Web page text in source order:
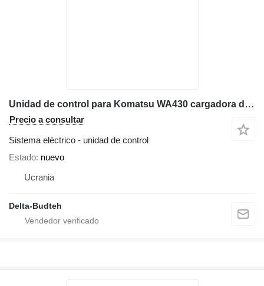
Unidad de control para Komatsu WA430 cargadora de ruedas
Precio a consultar
Sistema eléctrico - unidad de control
Estado nuevo
Ucrania
Delta-Budteh